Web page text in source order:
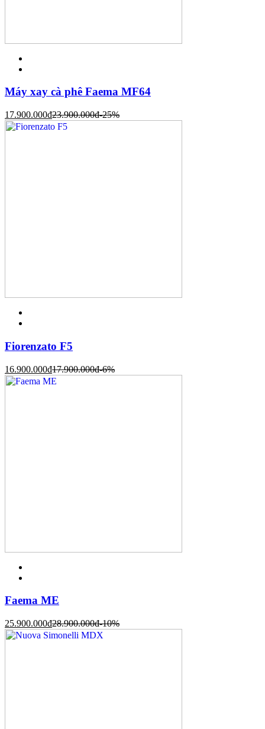
Máy xay cà phê Faema MF64
17.900.000đ23.900.000đ-25%
Fiorenzato F5
16.900.000đ17.900.000đ-6%
Faema ME
25.900.000đ28.900.000đ-10%